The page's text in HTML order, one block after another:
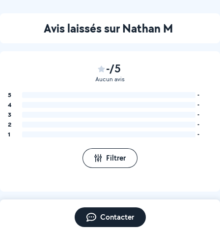
Avis laissés sur Nathan M
-/5
Aucun avis
5
-
4
-
3
-
2
-
1
-
Filtrer
Contacter